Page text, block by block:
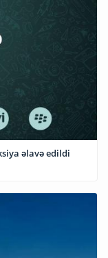
versiyasına yeni funksiya əlavə edildi